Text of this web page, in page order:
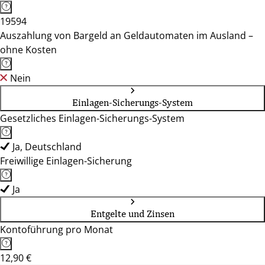
19594
Auszahlung von Bargeld an Geldautomaten im Ausland –
ohne Kosten
Nein
Einlagen-Sicherungs-System
Gesetzliches Einlagen-Sicherungs-System
Ja, Deutschland
Freiwillige Einlagen-Sicherung
Ja
Entgelte und Zinsen
Kontoführung pro Monat
12,90 €